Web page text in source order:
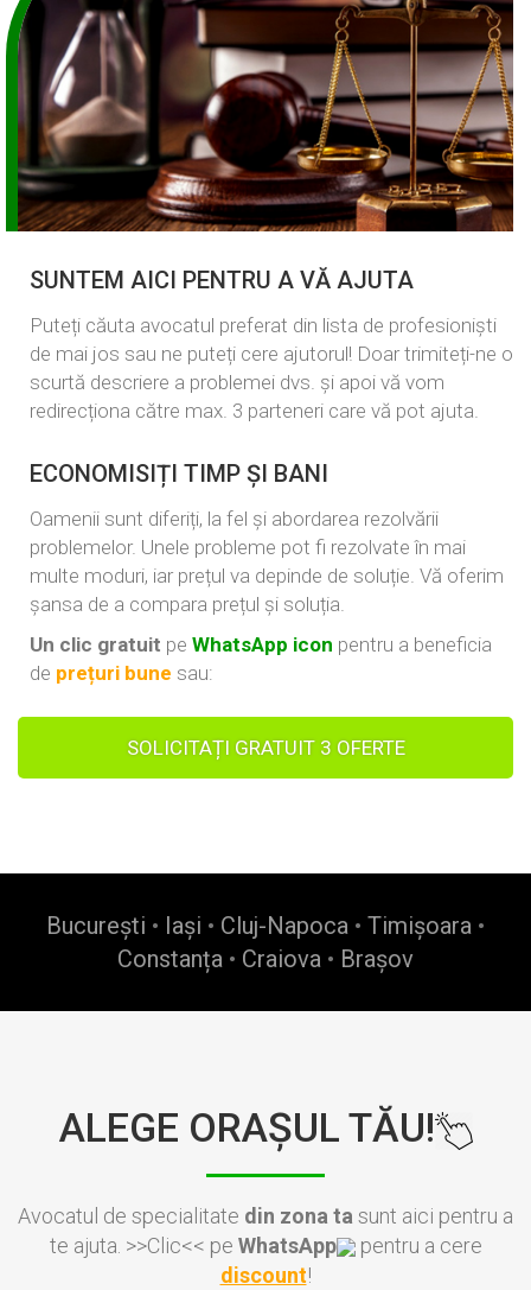
SUNTEM AICI PENTRU A VĂ AJUTA
Puteți căuta avocatul preferat din lista de profesioniști
de mai jos sau ne puteți cere ajutorul! Doar trimiteți-ne o
scurtă descriere a problemei dvs. și apoi vă vom
redirecționa către max. 3 parteneri care vă pot ajuta.
ECONOMISIȚI TIMP ȘI BANI
Oamenii sunt diferiți, la fel și abordarea rezolvării
problemelor. Unele probleme pot fi rezolvate în mai
multe moduri, iar prețul va depinde de soluție. Vă oferim
șansa de a compara prețul și soluția.
Un clic gratuit pe WhatsApp icon pentru a beneficia
de prețuri bune sau:
SOLICITAȚI GRATUIT 3 OFERTE
București • Iași • Cluj-Napoca • Timișoara •
Constanța • Craiova • Brașov
ALEGE ORAȘUL TĂU!
Avocatul de specialitate din zona tasunt aici pentru a
te ajuta. >>Clic<< pe WhatsApp
pentru a cere
discount!